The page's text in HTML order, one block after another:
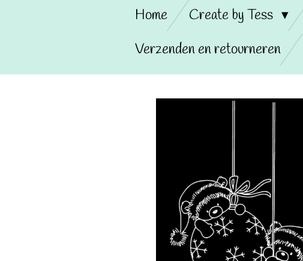
Home Create by Tess
Verzenden en retourneren